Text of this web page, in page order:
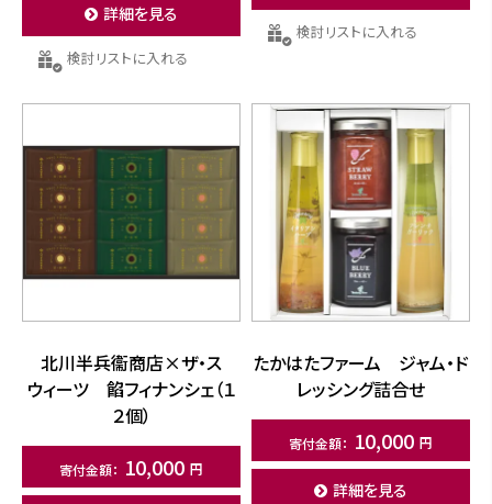
詳細を見る
検討リストに入れる
検討リストに入れる
北川半兵衞商店×ザ・ス
ウィーツ 餡フィナンシェ（１
２個）
10,000
たかはたファーム ジャム・ド
レッシング詰合せ
10,000
詳細を見る